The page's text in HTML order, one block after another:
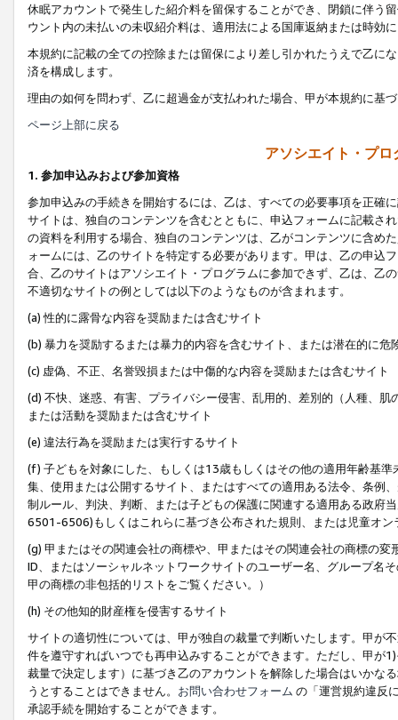
休眠アカウントで発生した紹介料を留保することができ、閉鎖に伴う
ウント内の未払いの未収紹介料は、適用法による国庫返納または時効
本規約に記載の全ての控除または留保により差し引かれたうえで乙に
済を構成します。
理由の如何を問わず、乙に超過金が支払われた場合、甲が本規約に基
ページ上部に戻る
アソシエイト・プ
1. 参加申込みおよび参加資格
参加申込みの手続きを開始するには、乙は、すべての必要事項を正確
サイトは、独自のコンテンツを含むとともに、申込フォームに記載さ
の資料を利用する場合、独自のコンテンツは、乙がコンテンツに含め
ォームには、乙のサイトを特定する必要があります。甲は、乙の申込
合、乙のサイトはアソシエイト・プログラムに参加できず、乙は、乙
不適切なサイトの例としては以下のようなものが含まれます。
(a) 性的に露骨な内容を奨励または含むサイト
(b) 暴力を奨励するまたは暴力的内容を含むサイト、または潜在的に
(c) 虚偽、不正、名誉毀損または中傷的な内容を奨励または含むサイト
(d) 不快、迷惑、有害、プライバシー侵害、乱用的、差別的（人種、
または活動を奨励または含むサイト
(e) 違法行為を奨励または実行するサイト
(f) 子どもを対象にした、もしくは13歳もしくはその他の適用年齢基
集、使用または公開するサイト、またはすべての適用ある法令、条例
制ルール、判決、判断、または子どもの保護に関連する適用ある政府
6501-6506)もしくはこれらに基づき公布された規則、または児童オン
(g) 甲またはその関連会社の商標や、甲またはその関連会社の商標の
ID、またはソーシャルネットワークサイトのユーザー名、グループ名
甲の商標の非包括的リストをご覧ください。）
(h) その他知的財産権を侵害するサイト
サイトの適切性については、甲が独自の裁量で判断いたします。甲が
件を遵守すればいつでも再申込みすることができます。ただし、甲が
裁量で決定します）に基づき乙のアカウントを解除した場合はいかな
うとすることはできません。 お問い合わせフォーム の「運営規約違反
承認手続を開始することができます。